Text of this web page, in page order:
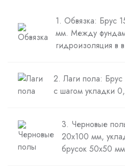
1. Обвязка: Брус
мм. Между
гидроизоляция в
2. Лаги пола:
с шагом укладки
3. Черновые
20х100 мм,
брусок 50х50 мм